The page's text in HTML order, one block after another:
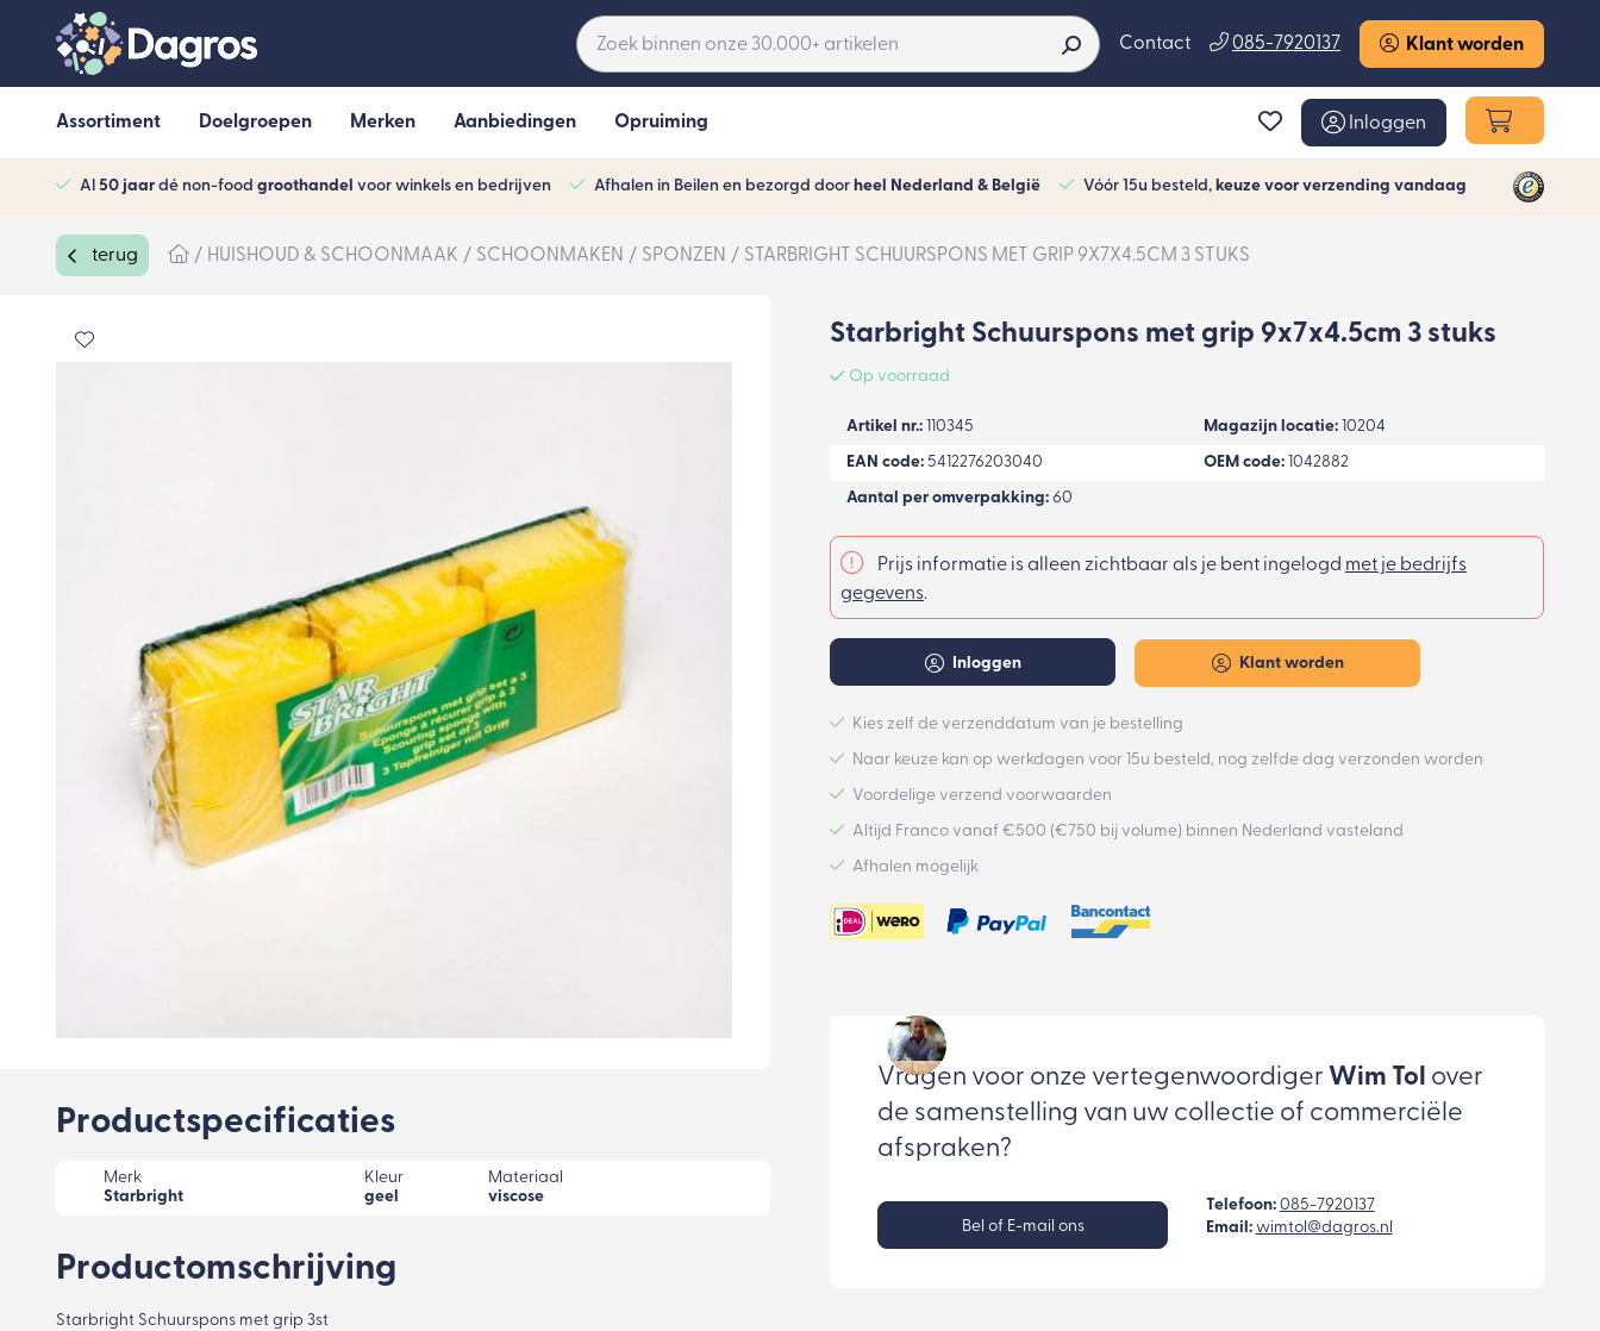
Contact 085-7920137 Klant worden
Assortiment Doelgroepen Merken Aanbiedingen Opruiming Inloggen
Al 50 jaar dé non-food groothandel voor winkels en bedrijven Afhalen in Beilen en bezorgd door heel Nederland & België Vóór 15u besteld, keuze voor verzending vandaag
terug HUISHOUD & SCHOONMAAK SCHOONMAKEN SPONZEN STARBRIGHT SCHUURSPONS MET GRIP 9X7X4.5CM 3 STUKS
Productspecificaties
Merk
Starbright
Kleur
geel
Materiaal
viscose
Productomschrijving
Starbright Schuurspons met grip 3st
Starbright Schuurspons met grip 9x7x4.5cm 3 stuks
Op voorraad
Artikel nr.: 110345 Magazijn locatie: 10204
EAN code: 5412276203040 OEM code: 1042882
Aantal per omverpakking: 60
Prijs informatie is alleen zichtbaar als je bent ingelogd met je bedrijfs
gegevens.
Inloggen Klant worden
Kies zelf de verzenddatum van je bestelling
Naar keuze kan op werkdagen voor 15u besteld, nog zelfde dag verzonden worden
Voordelige verzend voorwaarden
Altijd Franco vanaf €500 (€750 bij volume) binnen Nederland vasteland
Afhalen mogelijk
Vragen voor onze vertegenwoordiger Wim Tol over
de samenstelling van uw collectie of commerciële
afspraken?
Bel of E-mail ons
Telefoon: 085-7920137
Email: wimtol@dagros.nl